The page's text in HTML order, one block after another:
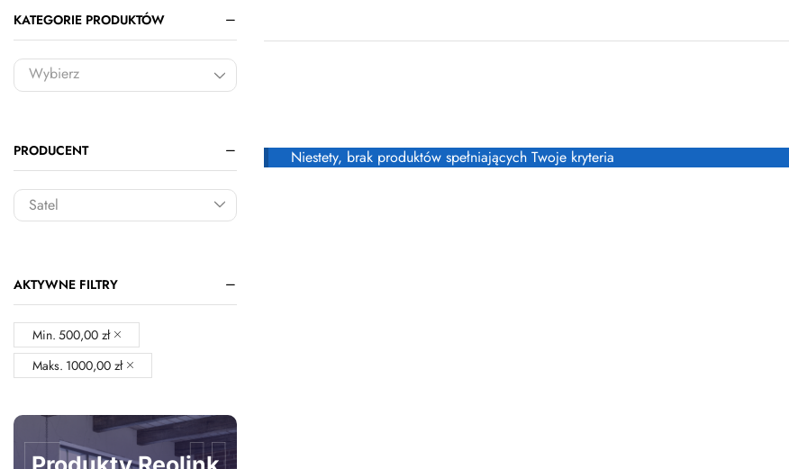
KATEGORIE PRODUKTÓW
PRODUCENT
AKTYWNE FILTRY
Min. 500,00 zł
Maks. 1000,00 zł